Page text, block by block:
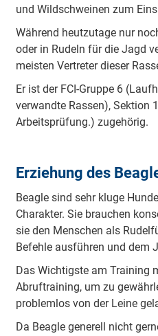
und Wildschweinen zum
Während heutzutage nur
oder in Rudeln für die Jagd
meisten Vertreter dieser
Er ist der FCI-Gruppe 6
verwandte Rassen), Sektion
Arbeitsprüfung.) zugehörig.
Erziehung des
Beagle sind sehr kluge
Charakter. Sie brauchen
sie den Menschen als
Befehle ausführen und dem
Das Wichtigste am Training
Abruftraining, um zu
problemlos von der Leine
Da Beagle generell nicht